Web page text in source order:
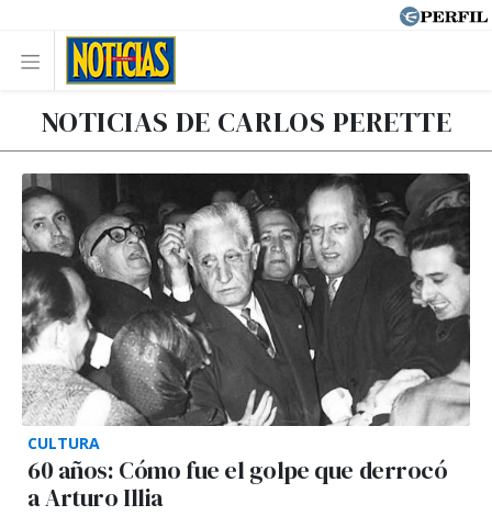
NOTICIAS DE CARLOS PERETTE
CULTURA
60 años: Cómo fue el golpe que derrocó
a Arturo Illia